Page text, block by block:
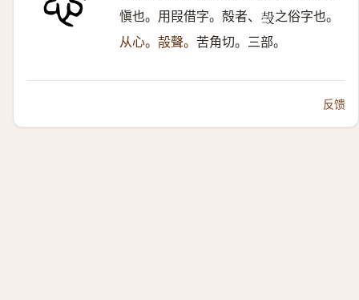
愼也。用叚借字。殻者、 𣪊 之俗字也。
从心。㱿聲。 苦角切。三部。
反馈